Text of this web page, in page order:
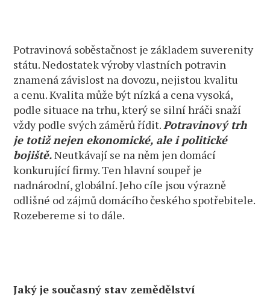
Potravinová soběstačnost je základem suverenity
státu. Nedostatek výroby vlastních potravin
znamená závislost na dovozu, nejistou kvalitu
a cenu. Kvalita může být nízká a cena vysoká,
podle situace na trhu, který se silní hráči snaží
vždy podle svých záměrů řídit.Potravinový trh
je totiž nejen ekonomické, ale i politické
bojiště.Neutkávají se na něm jen domácí
konkurující firmy. Ten hlavní soupeř je
nadnárodní, globální. Jeho cíle jsou výrazně
odlišné od zájmů domácího českého spotřebitele.
Rozebereme si to dále.
Jaký je současný stav zemědělství